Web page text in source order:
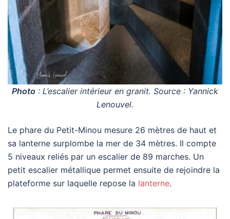
Photo : L’escalier intérieur en granit. Source : Yannick
Lenouvel.
Le phare du Petit-Minou mesure 26 mètres de haut et
sa lanterne surplombe la mer de 34 mètres. Il compte
5 niveaux reliés par un escalier de 89 marches. Un
petit escalier métallique permet ensuite de rejoindre la
plateforme sur laquelle repose la lanterne.